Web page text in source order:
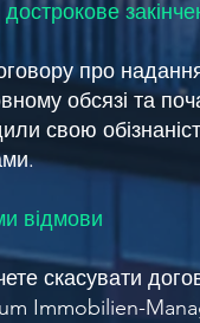
дострокове
про
обсязі та
свою
відмови
скасувати
Immobilien-